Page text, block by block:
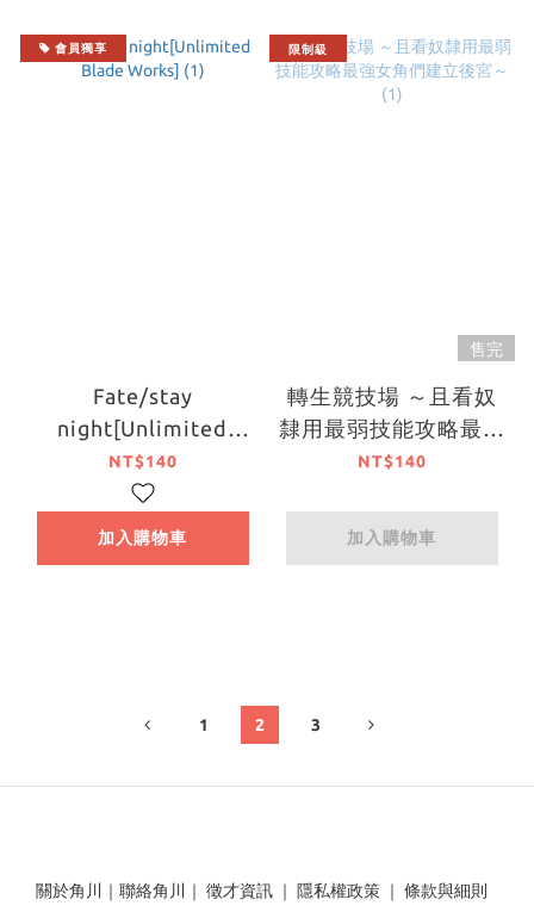
會員獨享
Fate/stay
night[Unlimited
Blade Works] (1)
NT$140
加入購物車
限制級
售完
轉生競技場 ～且看奴
隸用最弱技能攻略最強
女角們建立後宮～ (1)
NT$140
加入購物車
1 2 3
關於角川 ｜ 聯絡角川 ｜ 徵才資訊 ｜ 隱私權政策 ｜ 條款與細則